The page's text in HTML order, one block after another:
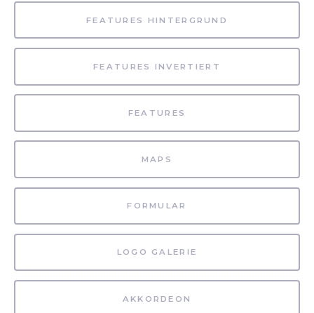
FEATURES HINTERGRUND
FEATURES INVERTIERT
FEATURES
MAPS
FORMULAR
LOGO GALERIE
AKKORDEON